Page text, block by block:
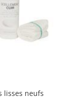
lisses neufs